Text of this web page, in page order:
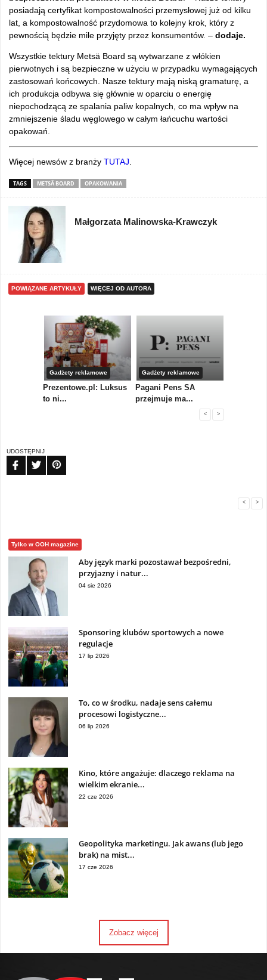
posiadają certyfikat kompostowalności przemysłowej już od kilku
lat, a kompostowalność przydomowa to kolejny krok, który z
pewnością będzie mile przyjęty przez konsumentów. – dodaje.
Wszystkie tektury Metsä Board są wytwarzane z włókien
pierwotnych i są bezpieczne w użyciu w przypadku wymagających
zastosowań końcowych. Nasze tektury mają niską gramaturę, a
ich produkcja odbywa się głównie w oparciu o energię
niepochodzącą ze spalania paliw kopalnych, co ma wpływ na
zmniejszenie śladu węglowego w całym łańcuchu wartości
opakowań.
Więcej newsów z branży TUTAJ
TAGS METSÄ BOARD OPAKOWANIA
Małgorzata Malinowska-Krawczyk
POWIĄZANE ARTYKUŁY WIĘCEJ OD AUTORA
Gadżety reklamowe
Prezentowe.pl: Luksus
to ni...
Gadżety reklamowe
Pagani Pens SA
przejmuje ma...
< >
UDOSTĘPNIJ
< >
Tylko w OOH magazine
Aby język marki pozostawał bezpośredni,
przyjazny i natur...
04 sie 2026
Sponsoring klubów sportowych a nowe
regulacje
17 lip 2026
To, co w środku, nadaje sens całemu
procesowi logistyczne...
06 lip 2026
Kino, które angażuje: dlaczego reklama na
wielkim ekranie...
22 cze 2026
Geopolityka marketingu. Jak awans (lub jego
brak) na mist...
17 cze 2026
Zobacz więcej